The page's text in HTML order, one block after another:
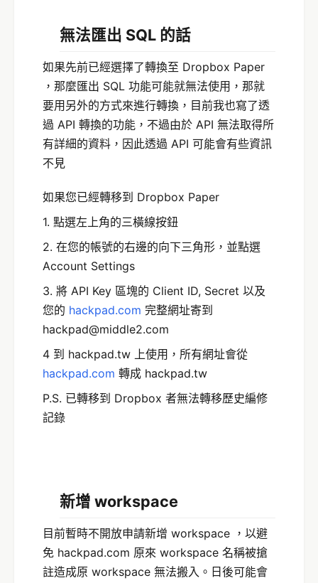
無法匯出 SQL 的話
如果先前已經選擇了轉換至 Dropbox Paper
，那麼匯出 SQL 功能可能就無法使用，那就
要用另外的方式來進行轉換，目前我也寫了透
過 API 轉換的功能，不過由於 API 無法取得所
有詳細的資料，因此透過 API 可能會有些資訊
不見
如果您已經轉移到 Dropbox Paper
1. 點選左上角的三橫線按鈕
2. 在您的帳號的右邊的向下三角形，並點選
Account Settings
3. 將 API Key 區塊的 Client ID, Secret 以及
您的 hackpad.com 完整網址寄到
hackpad@middle2.com
4 到 hackpad.tw 上使用，所有網址會從
hackpad.com 轉成 hackpad.tw
P.S. 已轉移到 Dropbox 者無法轉移歷史編修
記錄
新增 workspace
目前暫時不開放申請新增 workspace ，以避
免 hackpad.com 原來 workspace 名稱被搶
註造成原 workspace 無法搬入。日後可能會